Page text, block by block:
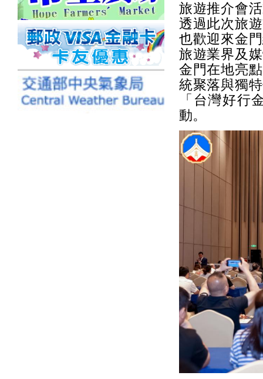
旅遊推介會
透過此次旅
也歡迎來金
旅遊業界及
金門在地亮
統聚落與獨
「台灣好行
動。